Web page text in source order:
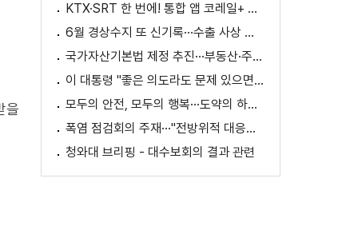
을
KTX·SRT 한 번에! 통합 앱 코레일+ 출시
6월 경상수지 또 신기록···수출 사상 첫 1천억 달러
국가자산기본법 제정 추진···부동산·주식 등 통합 관리
이 대통령 "좋은 의도라도 문제 있으면 성역 없이 고쳐야"
모두의 안전, 모두의 행복···도약의 하반기
폭염 점검회의 주재···"전방위적 대응체계 가동"
청와대 브리핑 - 대수보회의 결과 관련